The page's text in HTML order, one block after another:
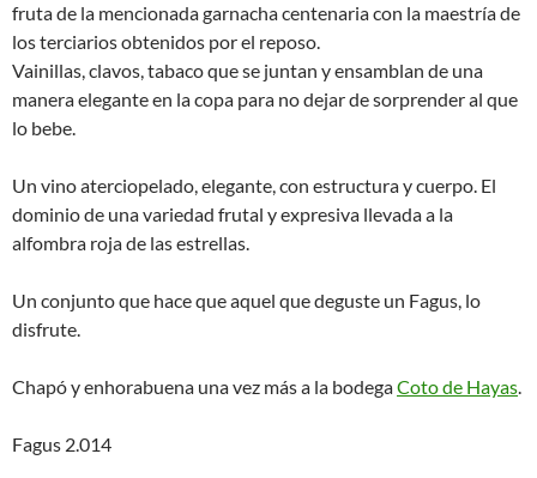
fruta de la mencionada garnacha centenaria con la maestría de
los terciarios obtenidos por el reposo.
Vainillas, clavos, tabaco que se juntan y ensamblan de una
manera elegante en la copa para no dejar de sorprender al que
lo bebe.
Un vino aterciopelado, elegante, con estructura y cuerpo. El
dominio de una variedad frutal y expresiva llevada a la
alfombra roja de las estrellas.
Un conjunto que hace que aquel que deguste un Fagus, lo
disfrute.
Chapó y enhorabuena una vez más a la bodegaCoto de Hayas
Fagus 2.014